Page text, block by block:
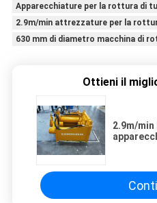
Apparecchiature per la rottura di
2.9m/min attrezzature per la
630 mm di diametro macchina di
Ottieni il
2.9m/